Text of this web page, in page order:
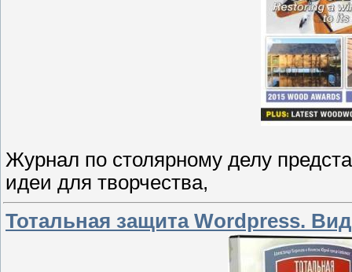
Журнал по столярному делу
идеи для творчества,
Тотальная защита Wordpress.